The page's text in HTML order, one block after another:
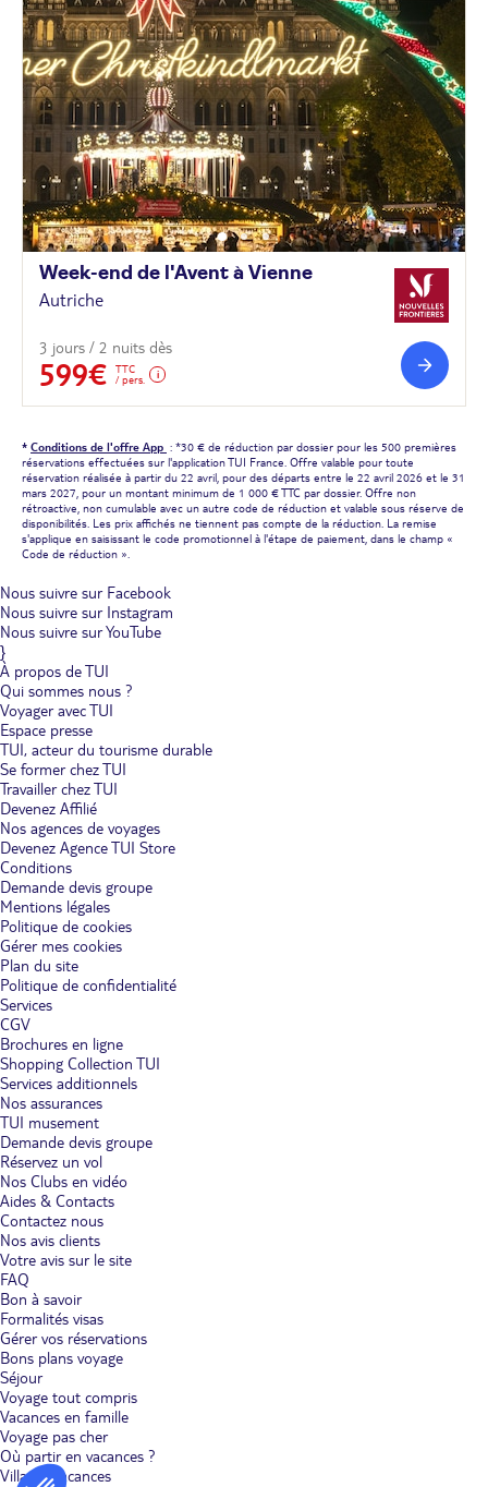
Week-end de l'Avent à Vienne
Autriche
3 jours / 2 nuits dès
599€
TTC
/ pers.
* Conditions de l'offre App : *30 € de réduction par dossier pour les 500 premières
réservations effectuées sur l'application TUI France. Offre valable pour toute
réservation réalisée à partir du 22 avril, pour des départs entre le 22 avril 2026 et le 31
mars 2027, pour un montant minimum de 1 000 € TTC par dossier. Offre non
rétroactive, non cumulable avec un autre code de réduction et valable sous réserve de
disponibilités. Les prix affichés ne tiennent pas compte de la réduction. La remise
s'applique en saisissant le code promotionnel à l'étape de paiement, dans le champ «
Code de réduction ».
Nous suivre sur Facebook
Nous suivre sur Instagram
Nous suivre sur YouTube
}
À propos de TUI
Qui sommes nous ?
Voyager avec TUI
Espace presse
TUI, acteur du tourisme durable
Se former chez TUI
Travailler chez TUI
Devenez Affilié
Nos agences de voyages
Devenez Agence TUI Store
Conditions
Demande devis groupe
Mentions légales
Politique de cookies
Gérer mes cookies
Plan du site
Politique de confidentialité
Services
CGV
Brochures en ligne
Shopping Collection TUI
Services additionnels
Nos assurances
TUI musement
Demande devis groupe
Réservez un vol
Nos Clubs en vidéo
Aides & Contacts
Contactez nous
Nos avis clients
Votre avis sur le site
FAQ
Bon à savoir
Formalités visas
Gérer vos réservations
Bons plans voyage
Séjour
Voyage tout compris
Vacances en famille
Voyage pas cher
Où partir en vacances ?
Villages vacances